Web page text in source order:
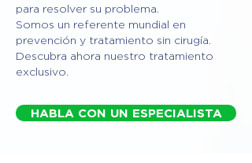
para resolver su problema.
Somos un referente mundial en
prevención y tratamiento sin cirugía.
Descubra ahora nuestro tratamiento
exclusivo.
HABLA CON UN ESPECIALISTA